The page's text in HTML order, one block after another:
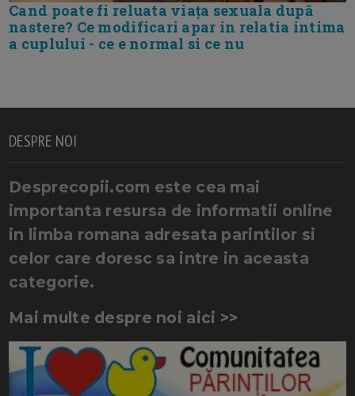
Cand poate fi reluata viața sexuala după
nastere? Ce modificari apar in relatia intima
a cuplului - ce e normal si ce nu
DESPRE NOI
Desprecopii.com este cea mai
importanta resursa de informatii online
in limba romana adresata parintilor si
celor care doresc sa intre in aceasta
categorie.
Mai multe despre noi aici >>